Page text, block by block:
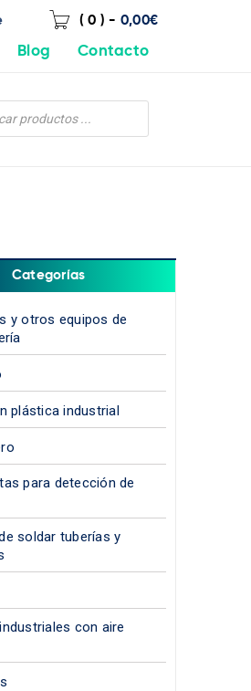
( 0 ) - 0,00€
Blog Contacto
Categorías
y otros equipos de
plástica industrial
para detección de
soldar tuberías y
con aire